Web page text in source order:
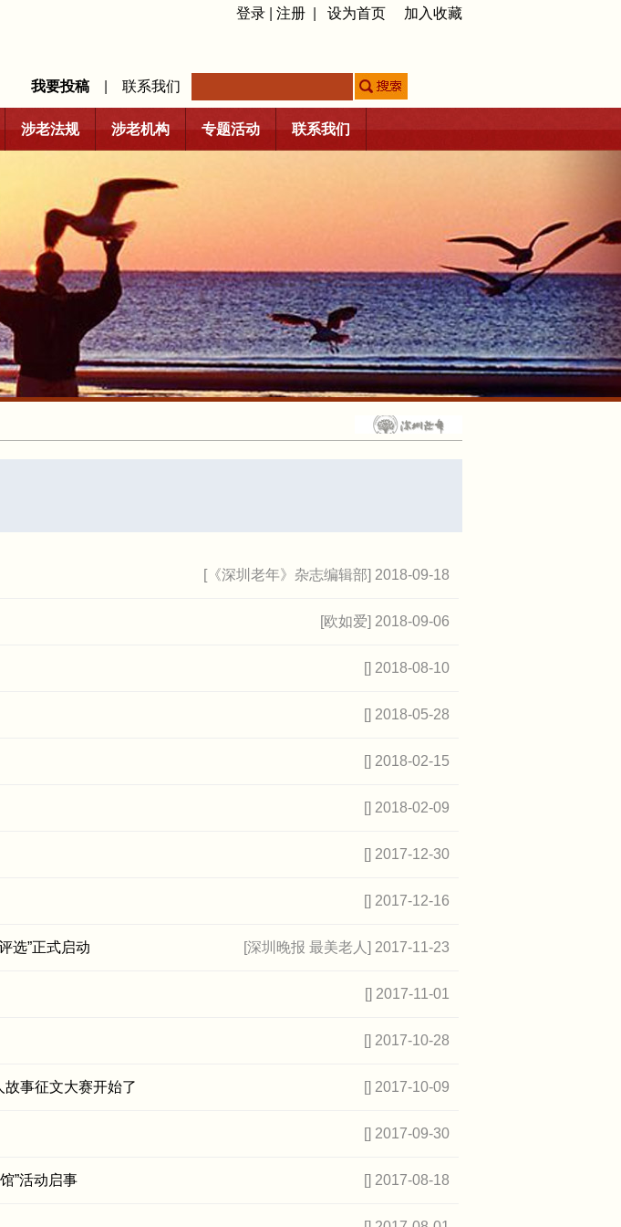
登录 注册 设为首页 加入收藏
我要投稿 联系我们
涉老法规 涉老机构 专题活动 联系我们
[《深圳老年》杂志编辑部] 2018-09-18
[欧如爱] 2018-09-06
[] 2018-08-10
[] 2018-05-28
[] 2018-02-15
[] 2018-02-09
[] 2017-12-30
[] 2017-12-16
[深圳晚报 最美老人] 2017-11-23
选”正式启动
[] 2017-11-01
[] 2017-10-28
[] 2017-10-09
事征文大赛开始了
[] 2017-09-30
[] 2017-08-18
”活动启事